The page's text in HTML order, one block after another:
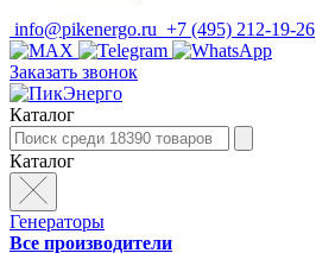
info@pikenergo.ru +7 (495) 212-19-26
Заказать звонок
Каталог
Каталог
Генераторы
Все производители